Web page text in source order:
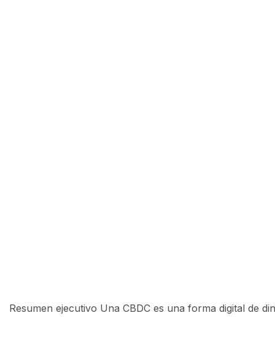
Resumen ejecutivo Una CBDC es una forma digital de